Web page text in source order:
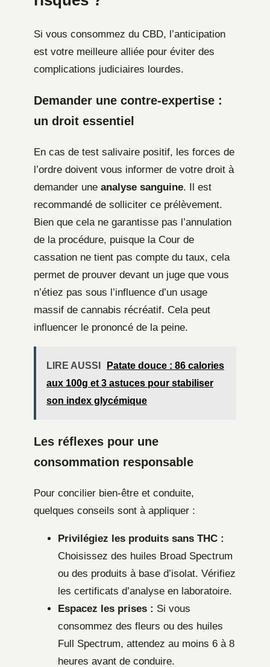
Si vous consommez du CBD, l’anticipation
est votre meilleure alliée pour éviter des
complications judiciaires lourdes.
Demander une contre-expertise :
un droit essentiel
En cas de test salivaire positif, les forces de
l’ordre doivent vous informer de votre droit à
demander une analyse sanguine. Il est
recommandé de solliciter ce prélèvement.
Bien que cela ne garantisse pas l’annulation
de la procédure, puisque la Cour de
cassation ne tient pas compte du taux, cela
permet de prouver devant un juge que vous
n’étiez pas sous l’influence d’un usage
massif de cannabis récréatif. Cela peut
influencer le prononcé de la peine.
LIRE AUSSI
Patate douce : 86 calories
aux 100g et 3 astuces pour stabiliser
son index glycémique
Les réflexes pour une
consommation responsable
Pour concilier bien-être et conduite,
quelques conseils sont à appliquer :
Privilégiez les produits sans THC :
Choisissez des huiles Broad Spectrum
ou des produits à base d’isolat. Vérifiez
les certificats d’analyse en laboratoire.
Espacez les prises : Si vous
consommez des fleurs ou des huiles
Full Spectrum, attendez au moins 6 à 8
heures avant de conduire.